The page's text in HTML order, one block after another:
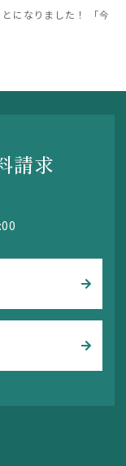
になりました！ 「今
請求